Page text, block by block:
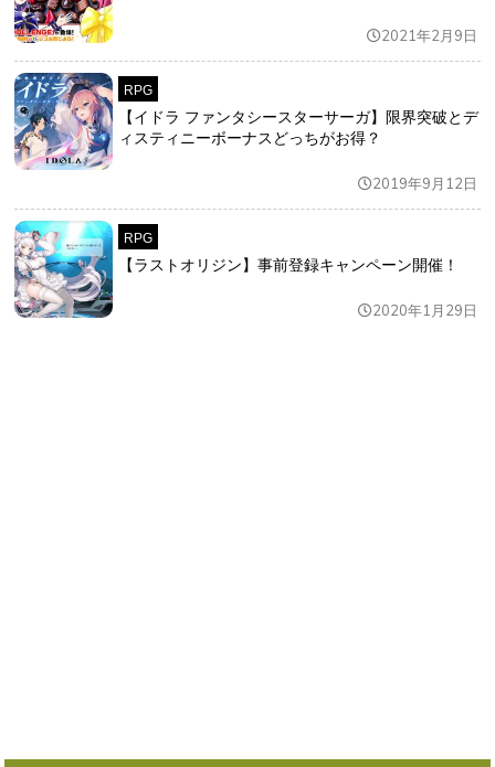
2021年2月9日
RPG
【イドラ ファンタシースターサーガ】限界突破とデ
ィスティニーボーナスどっちがお得？
2019年9月12日
RPG
【ラストオリジン】事前登録キャンペーン開催！
2020年1月29日